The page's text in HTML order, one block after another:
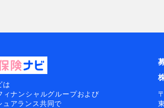
は
ナンシャルグループおよび
アランス共同で